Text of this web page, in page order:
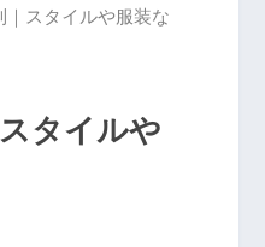
スタイルや服装な
タイルや